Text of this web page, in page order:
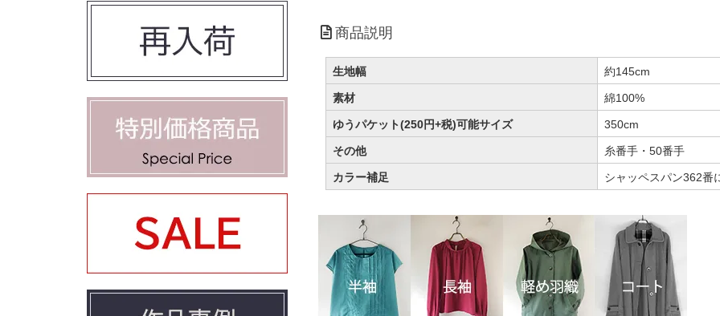
商品説明
生地幅 約145cm
素材 綿100%
ゆうパケット(250円+税)可能サイズ 350cm
その他 糸番手・50番手
カラー補足 シャッペスパン362番